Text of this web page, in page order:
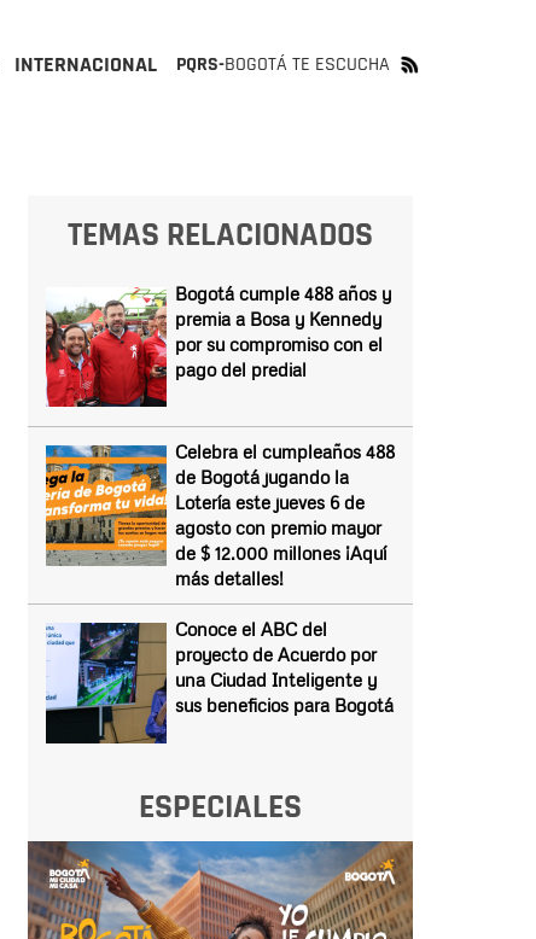
INTERNACIONAL PQRS-BOGOTÁ TE ESCUCHA
TEMAS RELACIONADOS
Bogotá cumple 488 años y
premia a Bosa y Kennedy
por su compromiso con el
pago del predial
Celebra el cumpleaños 488
de Bogotá jugando la
Lotería este jueves 6 de
agosto con premio mayor
de $ 12.000 millones ¡Aquí
más detalles!
Conoce el ABC del
proyecto de Acuerdo por
una Ciudad Inteligente y
sus beneficios para Bogotá
ESPECIALES